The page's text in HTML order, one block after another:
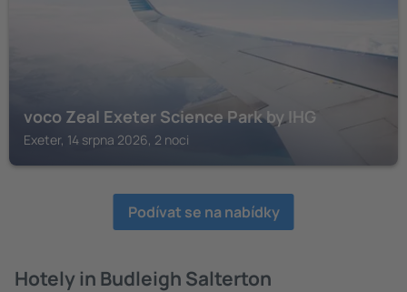
voco Zeal Exeter Science Park by IHG
Exeter, 14 srpna 2026, 2 noci
Podívat se na nabídky
Hotely in Budleigh Salterton